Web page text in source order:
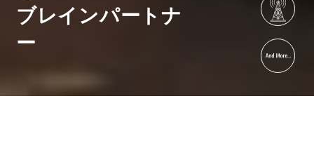
ブレインパートナ
ー